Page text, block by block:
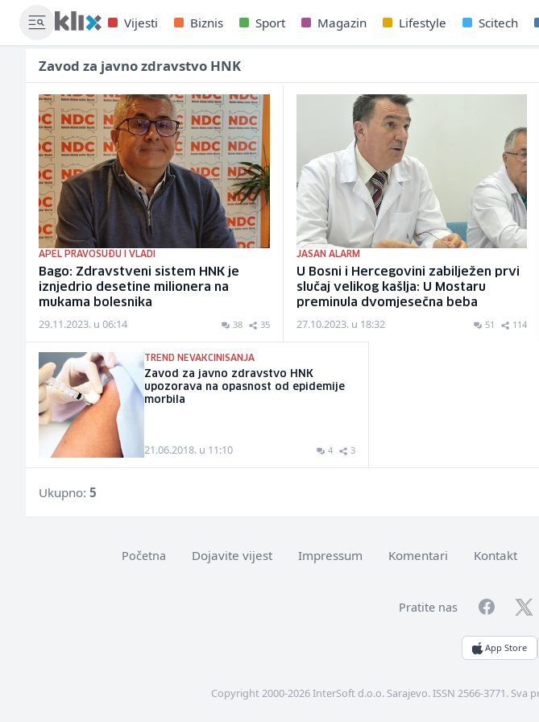
Vijesti Biznis Sport Magazin Lifestyle Scitech
Zavod za javno zdravstvo HNK
APEL PRAVOSUĐU I VLADI
Bago: Zdravstveni sistem HNK je
iznjedrio desetine milionera na
mukama bolesnika
29.11.2023. u 06:14 38 35
JASAN ALARM
U Bosni i Hercegovini zabilježen prvi
slučaj velikog kašlja: U Mostaru
preminula dvomjesečna beba
27.10.2023. u 18:32 51 114
TREND NEVAKCINISANJA
Zavod za javno zdravstvo HNK
upozorava na opasnost od epidemije
morbila
21.06.2018. u 11:10 4 3
Ukupno: 5
Početna Dojavite vijest Impressum Komentari Kontakt
Pratite nas Facebook
App Store
Copyright 2000-2026 InterSoft d.o.o. Sarajevo. ISSN 2566-3771.